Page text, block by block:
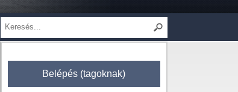
Belépés (tagoknak)